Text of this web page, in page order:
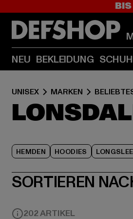
NEU BEKLEIDUNG
UNISEX MARKEN
HEMDEN HOODIES
SORTIEREN
202 ARTIKEL